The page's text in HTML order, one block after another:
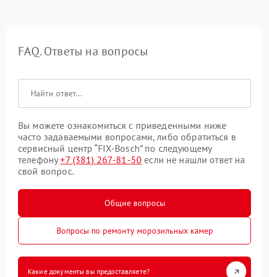
FAQ. Ответы на вопросы
Вы можете ознакомиться с приведенными ниже
часто задаваемыми вопросами, либо обратиться в
сервисный центр “FIX-Bosch” по следующему
телефону+7 (381) 267-81-50 если не нашли ответ на
свой вопрос.
Общие вопросы
Вопросы по ремонту морозильных камер
Какие документы вы предоставляете?